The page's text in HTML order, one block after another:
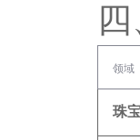
领域
珠